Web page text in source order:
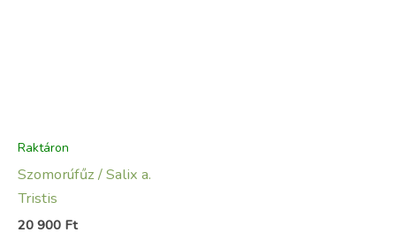
Raktáron
Szomorúfűz / Salix a.
Tristis
20 900 Ft